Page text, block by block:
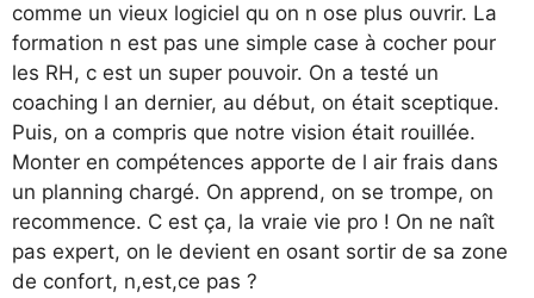
comme un vieux logiciel qu on n ose plus ouvrir. La
formation n est pas une simple case à cocher pour
les RH, c est un super pouvoir. On a testé un
coaching l an dernier, au début, on était sceptique.
Puis, on a compris que notre vision était rouillée.
Monter en compétences apporte de l air frais dans
un planning chargé. On apprend, on se trompe, on
recommence. C est ça, la vraie vie pro ! On ne naît
pas expert, on le devient en osant sortir de sa zone
de confort, n,est,ce pas ?